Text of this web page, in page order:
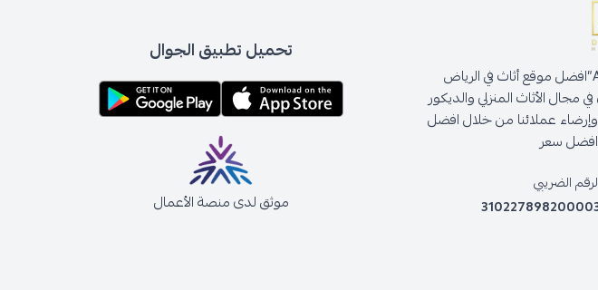
آي ديزاين هوم|A Design Home”افضل موقع أثاث في الرياض
الأثاث المنزلي والديكور
وإرضاء عملائنا من خلال افضل
سعر
الضريبي
تحميل تطبيق الجوال
موثق لدى منصة الأعمال